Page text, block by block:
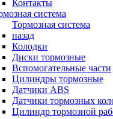
Контакты
система
Тормозная система
назад
Колодки
Диски тормозные
Вспомогательные части
Цилиндры тормозные
Датчики ABS
Датчики тормозных
Цилиндр тормозной